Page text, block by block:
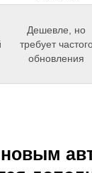
Дешевле, но
требует
обновления